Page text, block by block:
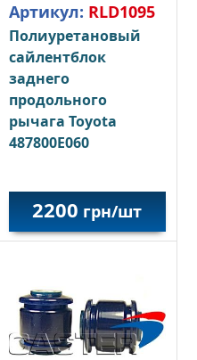
Артикул: RLD1095
Полиуретановый
сайлентблок
заднего
продольного
рычага Toyota
487800E060
2200 грн/шт